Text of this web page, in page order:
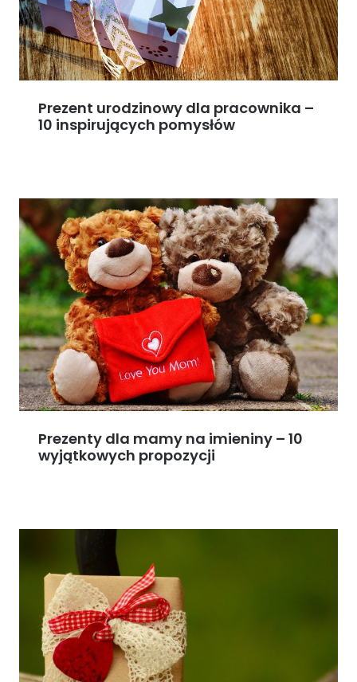
Prezent urodzinowy dla pracownika –
10 inspirujących pomysłów
Prezenty dla mamy na imieniny – 10
wyjątkowych propozycji